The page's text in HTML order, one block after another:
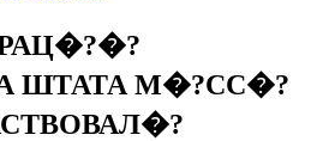
ШТАТА М�?СС�?